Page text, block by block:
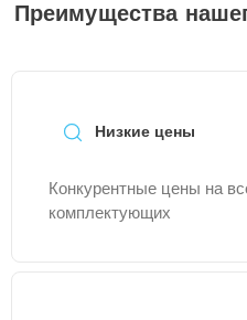
Преимущества
Низкие цены
Конкурентные цены на
комплектующих